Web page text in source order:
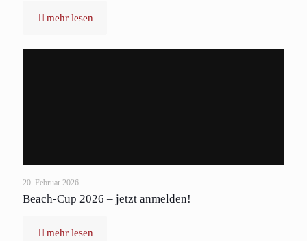
mehr lesen
20. Februar 2026
Beach-Cup 2026 – jetzt anmelden!
mehr lesen